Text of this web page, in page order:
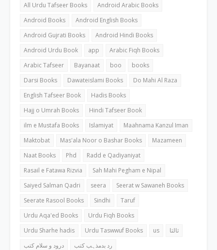
All Urdu Tafseer Books
Android Arabic Books
Android Books
Android English Books
Android Gujrati Books
Android Hindi Books
Android Urdu Book
app
Arabic Fiqh Books
Arabic Tafseer
Bayanaat boo
books
Darsi Books
Dawateislami Books
Do Mahi Al Raza
English Tafseer Book
Hadis Books
Hajj o Umrah Books
Hindi Tafseer Book
ilm e Mustafa Books
Islamiyat
Maahnama Kanzul Iman
Maktobat
Mas'ala Noor o Bashar Books
Mazameen
Naat Books
Phd
Radd e Qadiyaniyat
Rasail e Fatawa Rizvia
Sah Mahi Pegham e Nipal
Saiyed Salman Qadri
seera
Seerat w Sawaneh Books
Seerate Rasool Books
Sindhi
Taruf
Urdu Aqa'ed Books
Urdu Fiqh Books
Urdu Sharhe hadis
Urdu Taswwuf Books us
ثالثا
درود و سلام کتب
رد بدمذہب کتب